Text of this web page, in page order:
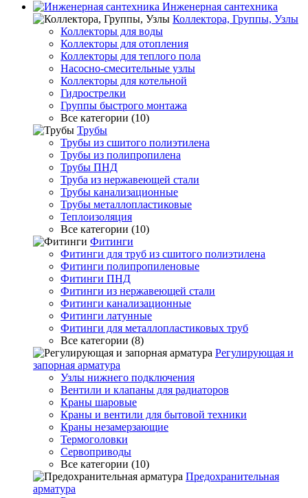
Инженерная сантехника
Коллектора, Группы, Узлы
Коллекторы для воды
Коллекторы для отопления
Коллекторы для теплого пола
Насосно-смесительные узлы
Коллекторы для котельной
Гидрострелки
Группы быстрого монтажа
Все категории (10)
Трубы
Трубы из сшитого полиэтилена
Трубы из полипропилена
Трубы ПНД
Труба из нержавеющей стали
Трубы канализационные
Трубы металлопластиковые
Теплоизоляция
Все категории (10)
Фитинги
Фитинги для труб из сшитого полиэтилена
Фитинги полипропиленовые
Фитинги ПНД
Фитинги из нержавеющей стали
Фитинги канализационные
Фитинги латунные
Фитинги для металлопластиковых труб
Все категории (8)
Регулирующая и
запорная арматура
Узлы нижнего подключения
Вентили и клапаны для радиаторов
Краны шаровые
Краны и вентили для бытовой техники
Краны незамерзающие
Термоголовки
Сервоприводы
Все категории (10)
Предохранительная
арматура